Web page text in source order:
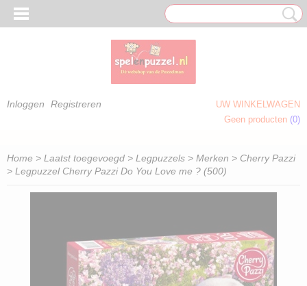
Inloggen Registreren
UW WINKELWAGEN
Geen producten (0)
Home > Laatst toegevoegd > Legpuzzels > Merken > Cherry Pazzi
> Legpuzzel Cherry Pazzi Do You Love me ? (500)